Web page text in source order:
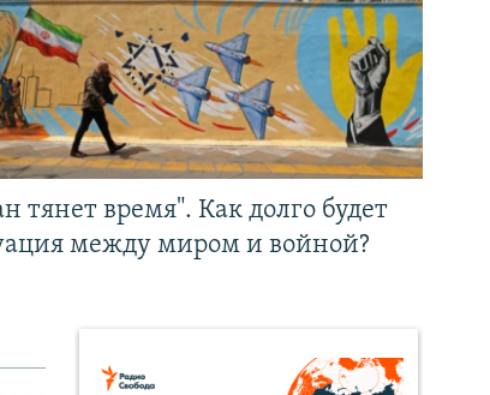
тянет время". Как долго будет
между миром и войной?